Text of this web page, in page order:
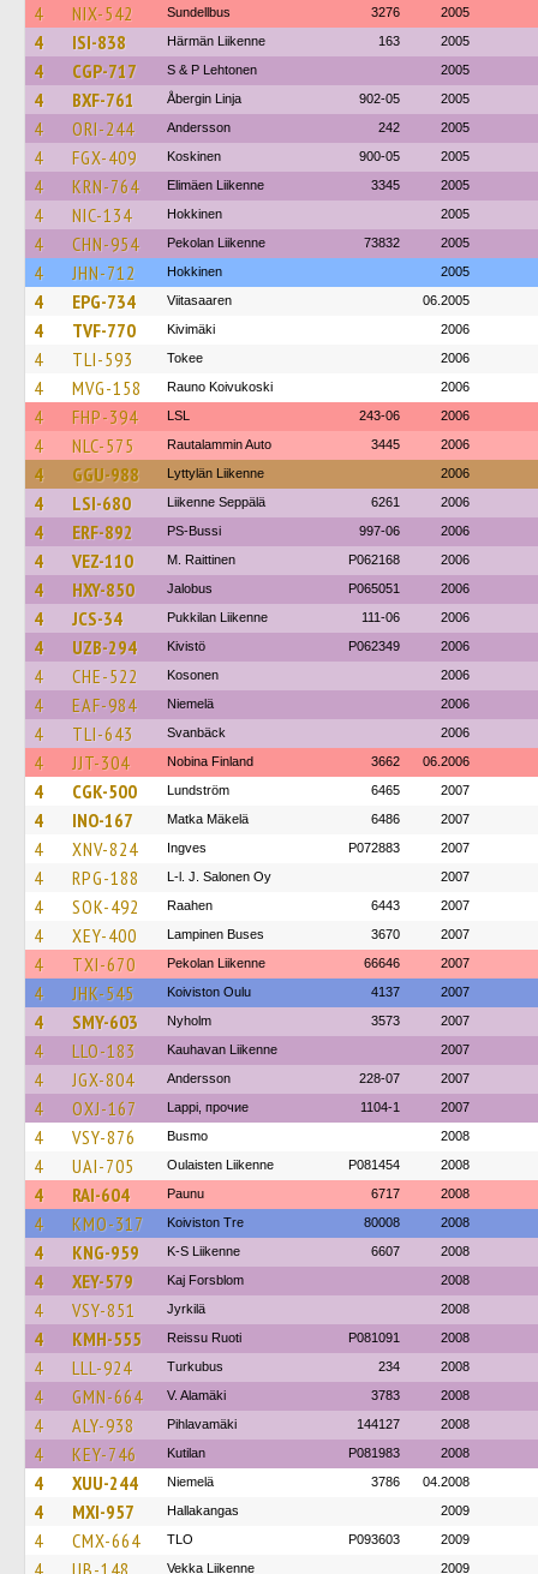
4 NIX-542 Sundellbus 3276 2005
4 ISI-838 Härmän Liikenne 163 2005
4 CGP-717 S & P Lehtonen 2005
4 BXF-761 Åbergin Linja 902-05 2005
4 ORI-244 Andersson 242 2005
4 FGX-409 Koskinen 900-05 2005
4 KRN-764 Elimäen Liikenne 3345 2005
4 NIC-134 Hokkinen 2005
4 CHN-954 Pekolan Liikenne 73832 2005
4 JHN-712 Hokkinen 2005
4 EPG-734 Viitasaaren 06.2005
4 TVF-770 Kivimäki 2006
4 TLI-593 Tokee 2006
4 MVG-158 Rauno Koivukoski 2006
4 FHP-394 LSL 243-06 2006
4 NLC-575 Rautalammin Auto 3445 2006
4 GGU-988 Lyttylän Liikenne 2006
4 LSI-680 Liikenne Seppälä 6261 2006
4 ERF-892 PS-Bussi 997-06 2006
4 VEZ-110 M. Raittinen P062168 2006
4 HXY-850 Jalobus P065051 2006
4 JCS-34 Pukkilan Liikenne 111-06 2006
4 UZB-294 Kivistö P062349 2006
4 CHE-522 Kosonen 2006
4 EAF-984 Niemelä 2006
4 TLI-643 Svanbäck 2006
4 JJT-304 Nobina Finland 3662 06.2006
4 CGK-500 Lundström 6465 2007
4 INO-167 Matka Mäkelä 6486 2007
4 XNV-824 Ingves P072883 2007
4 RPG-188 L-l. J. Salonen Oy 2007
4 SOK-492 Raahen 6443 2007
4 XEY-400 Lampinen Buses 3670 2007
4 TXI-670 Pekolan Liikenne 66646 2007
4 JHK-545 Koiviston Oulu 4137 2007
4 SMY-603 Nyholm 3573 2007
4 LLO-183 Kauhavan Liikenne 2007
4 JGX-804 Andersson 228-07 2007
4 OXJ-167 Lappi, прочие 1104-1 2007
4 VSY-876 Busmo 2008
4 UAI-705 Oulaisten Liikenne P081454 2008
4 RAI-604 Paunu 6717 2008
4 KMO-317 Koiviston Tre 80008 2008
4 KNG-959 K-S Liikenne 6607 2008
4 XEY-579 Kaj Forsblom 2008
4 VSY-851 Jyrkilä 2008
4 KMH-555 Reissu Ruoti P081091 2008
4 LLL-924 Turkubus 234 2008
4 GMN-664 V. Alamäki 3783 2008
4 ALY-938 Pihlavamäki 144127 2008
4 KEY-746 Kutilan P081983 2008
4 XUU-244 Niemelä 3786 04.2008
4 MXI-957 Hallakangas 2009
4 CMX-664 TLO P093603 2009
4 IJB-148 Vekka Liikenne 2009